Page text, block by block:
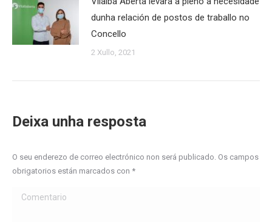
dunha relación de postos de traballo no
Concello
2 Xullo, 2021
Deixa unha resposta
O seu enderezo de correo electrónico non será publicado. Os campos
obrigatorios están marcados con *
Comentario